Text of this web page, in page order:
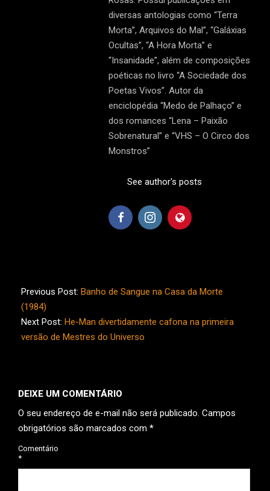
diversas antologias como “Terra
Morta”, Arquivos do Mal”, “Galáxias
Ocultas”, “A Hora Morta” e
“Insanidade”, além de composições
poéticas no livro “A Sociedade dos
Poetas Vivos”. Autor da
enciclopédia “Medo de Palhaço” e
dos romances “Lena – Paixão
Sobrenatural” e “VHS – O Circo dos
Monstros”
See author's posts
06-
10
Previous Post: Banho de Sangue na Casa da Morte
(1984)
Next Post: He-Man divertidamente cafona na primeira
versão de Mestres do Universo
DEIXE UM COMENTÁRIO
O seu endereço de e-mail não será publicado. Campos
obrigatórios são marcados com *
Comentário
*